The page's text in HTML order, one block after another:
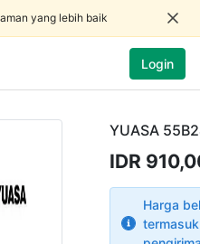
yang lebih baik
Login
YUASA
IDR
Harga